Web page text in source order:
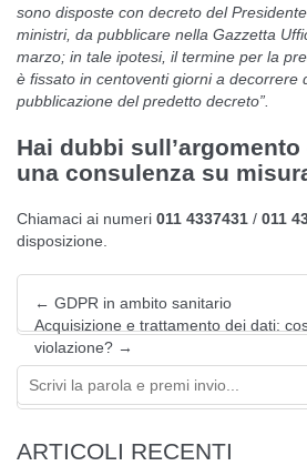
sono disposte con decreto del
ministri, da pubblicare nella Gazzetta
marzo; in tale ipotesi, il termine per la
è fissato in centoventi giorni a decorrere
pubblicazione del predetto decreto”.
Hai dubbi
una consulenza su
Chiamaci ai numeri 011 4337431 / 011
disposizione.
← GDPR in ambito sanitario
Acquisizione e trattamento dei dati:
violazione? →
ARTICOLI RECENTI